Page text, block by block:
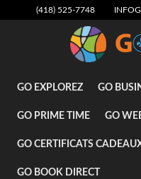
(418) 525-7748
GO EXPLOREZ GO
GO PRIME TIME GO
GO CERTIFICATS
GO BOOK DIRECT